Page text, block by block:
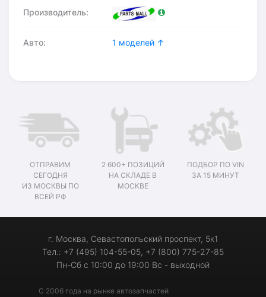
Производитель:
Авто: 1 моделей ↑
ОТПРАВИМ
СЕГОДНЯ
ИЗ МОСКВЫ ПО
ВСЕЙ РФ
2 600+ ПОЗИЦИЙ
НА СКЛАДЕ В
МОСКВЕ
ПОДБОР ПО VIN
ЗА 15 МИНУТ
г. Москва, Севастопольский проспект, 5к1
Тел.: +7 (495) 104-55-05, +7 (800) 775-27-85
Пн-Сб с 10:00 до 19:00 Вс - выходной
С 2006 года на рынке автозапчастей